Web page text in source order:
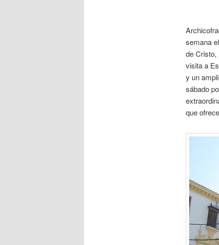
semana
de Cristo,
visita a
y un
sábado
que